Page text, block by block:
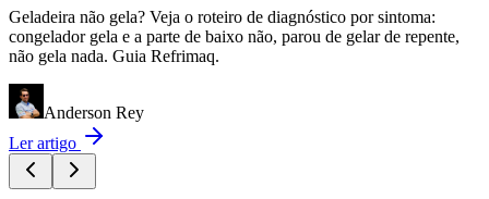
Geladeira não gela? Veja o roteiro de diagnóstico por sintoma:
congelador gela e a parte de baixo não, parou de gelar de repente,
não gela nada. Guia Refrimaq.
Anderson Rey
Ler artigo